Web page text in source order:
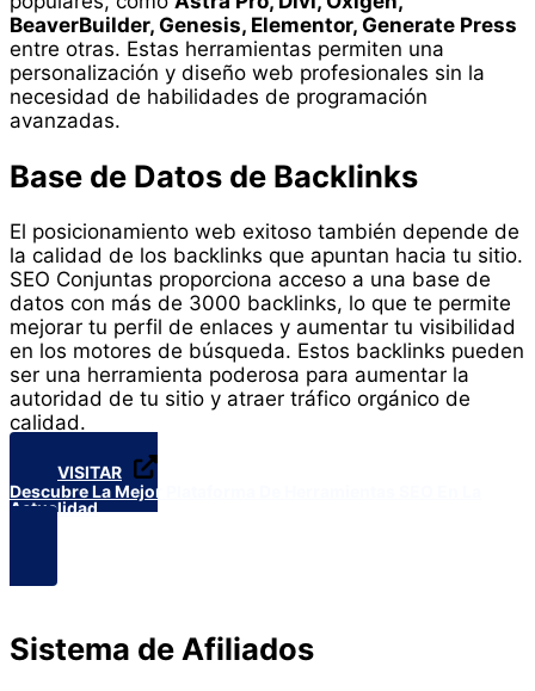
BeaverBuilder, Genesis, Elementor, Generate Press
entre otras. Estas herramientas permiten una
personalización y diseño web profesionales sin la
necesidad de habilidades de programación
avanzadas.
Base de Datos de Backlinks
El posicionamiento web exitoso también depende de
la calidad de los backlinks que apuntan hacia tu sitio.
SEO Conjuntas proporciona acceso a una base de
datos con más de 3000 backlinks, lo que te permite
mejorar tu perfil de enlaces y aumentar tu visibilidad
en los motores de búsqueda. Estos backlinks pueden
ser una herramienta poderosa para aumentar la
autoridad de tu sitio y atraer tráfico orgánico de
calidad.
VISITAR
Descubre La Mejor Plataforma De Herramientas SEO En La
Actualidad
Sistema de Afiliados